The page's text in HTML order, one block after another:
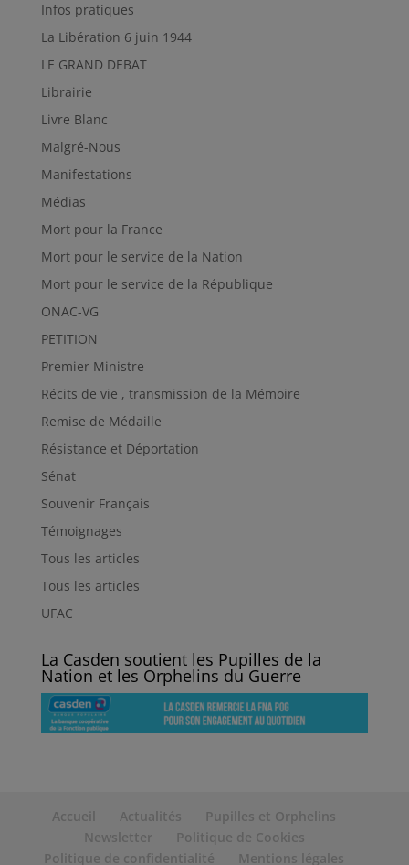
Infos pratiques
La Libération 6 juin 1944
LE GRAND DEBAT
Librairie
Livre Blanc
Malgré-Nous
Manifestations
Médias
Mort pour la France
Mort pour le service de la Nation
Mort pour le service de la République
ONAC-VG
PETITION
Premier Ministre
Récits de vie , transmission de la Mémoire
Remise de Médaille
Résistance et Déportation
Sénat
Souvenir Français
Témoignages
Tous les articles
Tous les articles
UFAC
La Casden soutient les Pupilles de la
Nation et les Orphelins du Guerre
Accueil Actualités
Pupilles et Orphelins
Newsletter
Politique de Cookies
Politique de confidentialité
Mentions légales